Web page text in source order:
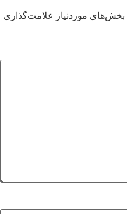
بخش‌های موردنیاز علامت‌گذاری